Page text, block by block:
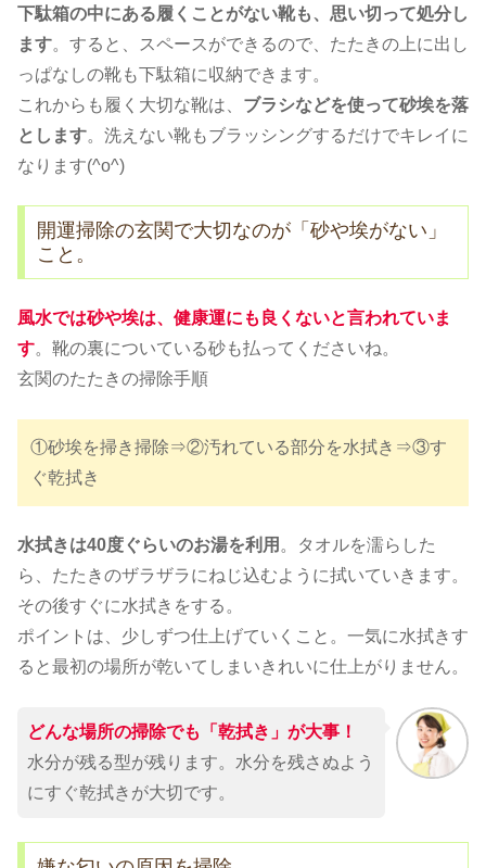
下駄箱の中にある履くことがない靴も、思い切って処分し
ます。すると、スペースができるので、たたきの上に出し
っぱなしの靴も下駄箱に収納できます。
これからも履く大切な靴は、 ブラシなどを使って砂埃を落
とします。洗えない靴もブラッシングするだけでキレイに
なります(^o^)
開運掃除の玄関で大切なのが「砂や埃がない」
こと。
風水では砂や埃は、健康運にも良くないと言われていま
す。靴の裏についている砂も払ってくださいね。
玄関のたたきの掃除手順
①砂埃を掃き掃除⇒②汚れている部分を水拭き⇒③す
ぐ乾拭き
水拭きは40度ぐらいのお湯を利用 。タオルを濡らした
ら、たたきのザラザラにねじ込むように拭いていきます。
その後すぐに水拭きをする。
ポイントは、少しずつ仕上げていくこと。一気に水拭きす
ると最初の場所が乾いてしまいきれいに仕上がりません。
どんな場所の掃除でも「乾拭き」が大事！
水分が残る型が残ります。水分を残さぬよう
にすぐ乾拭きが大切です。